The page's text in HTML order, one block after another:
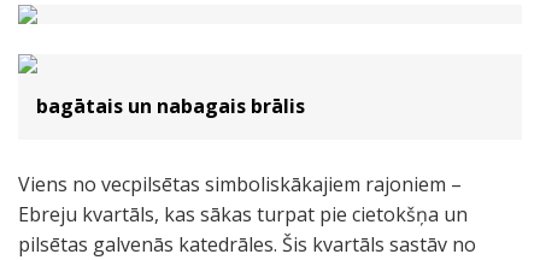
bagātais un nabagais brālis
Viens no vecpilsētas simboliskākajiem rajoniem –
Ebreju kvartāls, kas sākas turpat pie cietokšņa un
pilsētas galvenās katedrāles. Šis kvartāls sastāv no